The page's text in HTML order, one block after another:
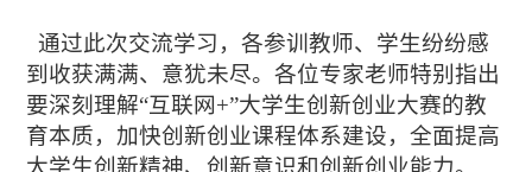
通过此次交流学习，各参训教师、学生纷纷感
到收获满满、意犹未尽。各位专家老师特别指出
要深刻理解“互联网+”大学生创新创业大赛的教
育本质，加快创新创业课程体系建设，全面提高
大学生创新精神、创新意识和创新创业能力。